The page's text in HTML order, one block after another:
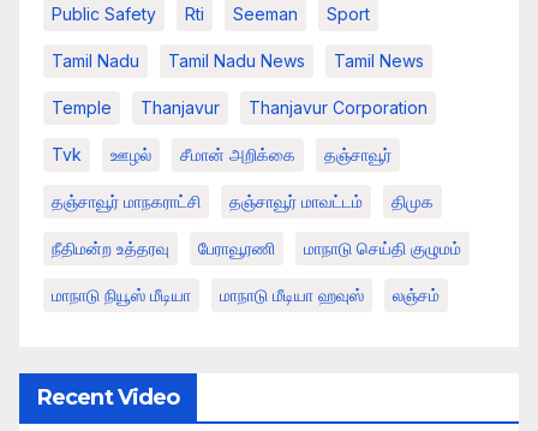
Public Safety Rti Seeman Sport
Tamil Nadu Tamil Nadu News Tamil News
Temple Thanjavur Thanjavur Corporation
Tvk ஊழல் சீமான் அறிக்கை தஞ்சாவூர்
தஞ்சாவூர் மாநகராட்சி தஞ்சாவூர் மாவட்டம் திமுக
நீதிமன்ற உத்தரவு பேராவூரணி மாநாடு செய்தி குழுமம்
மாநாடு நியூஸ் மீடியா மாநாடு மீடியா ஹவுஸ் லஞ்சம்
Recent Video